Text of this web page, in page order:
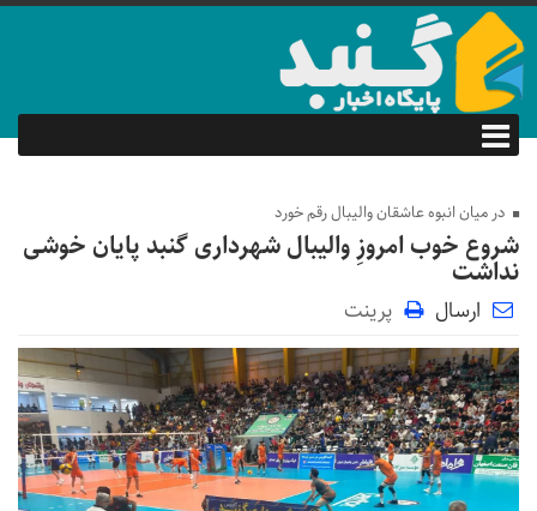
در میان انبوه عاشقان والیبال رقم خورد
شروع خوب امروزِ والیبال شهرداری گنبد پایان خوشی
نداشت
ارسال پرینت